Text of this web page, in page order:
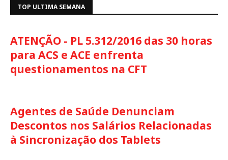
TOP ULTIMA SEMANA
ATENÇÃO - PL 5.312/2016 das 30 horas
para ACS e ACE enfrenta
questionamentos na CFT
Agentes de Saúde Denunciam
Descontos nos Salários Relacionadas
à Sincronização dos Tablets